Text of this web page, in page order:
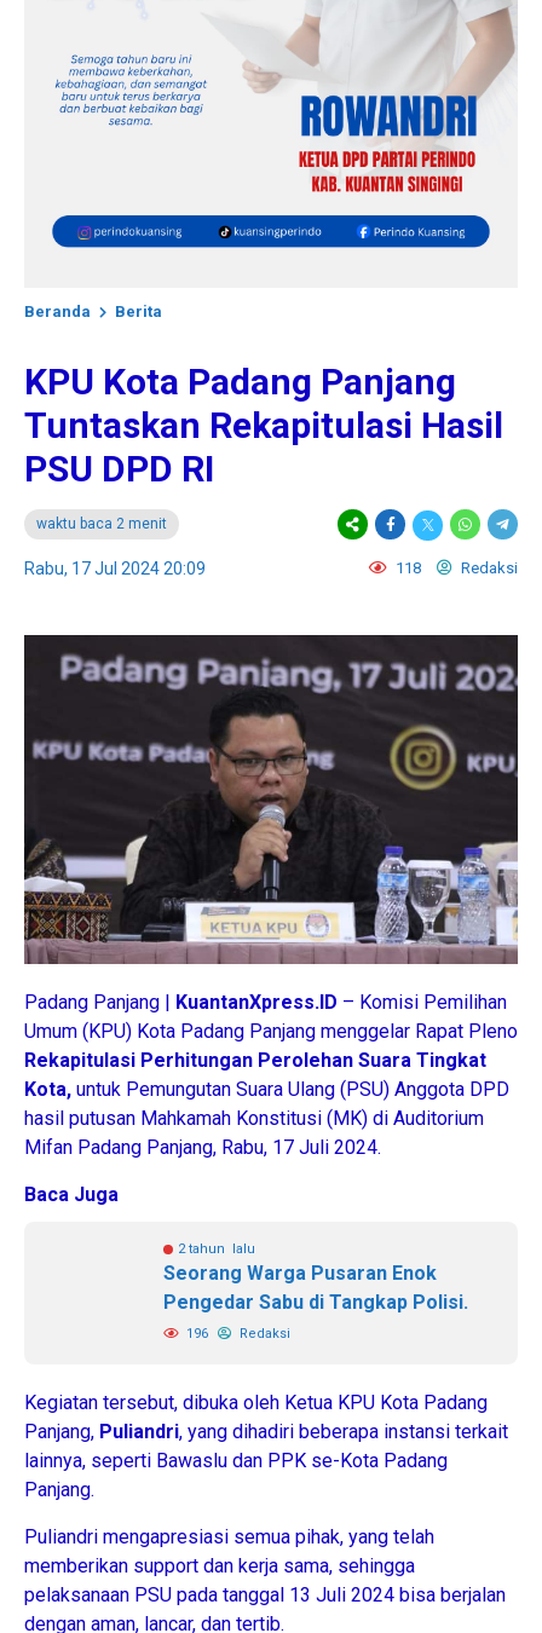
Beranda Berita
KPU Kota Padang Panjang
Tuntaskan Rekapitulasi Hasil
PSU DPD RI
waktu baca 2 menit
Rabu, 17 Jul 2024 20:09 118 Redaksi
Padang Panjang | KuantanXpress.ID – Komisi Pemilihan
Umum (KPU) Kota Padang Panjang menggelar Rapat Pleno
Rekapitulasi Perhitungan Perolehan Suara Tingkat
Kota, untuk Pemungutan Suara Ulang (PSU) Anggota DPD
hasil putusan Mahkamah Konstitusi (MK) di Auditorium
Mifan Padang Panjang, Rabu, 17 Juli 2024.
Baca Juga
2 tahun lalu
Seorang Warga Pusaran Enok
Pengedar Sabu di Tangkap Polisi.
196 Redaksi
Kegiatan tersebut, dibuka oleh Ketua KPU Kota Padang
Panjang, Puliandri, yang dihadiri beberapa instansi terkait
lainnya, seperti Bawaslu dan PPK se-Kota Padang
Panjang.
Puliandri mengapresiasi semua pihak, yang telah
memberikan support dan kerja sama, sehingga
pelaksanaan PSU pada tanggal 13 Juli 2024 bisa berjalan
dengan aman, lancar, dan tertib.